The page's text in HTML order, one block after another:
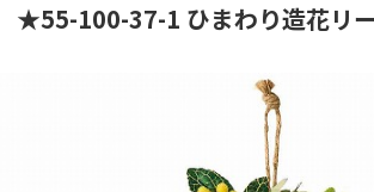
★55-100-37-1 ひまわり造花リ